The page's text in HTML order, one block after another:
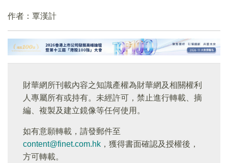
作者：覃漢計
財華網所刊載內容之知識產權為財華網及相關權利
人專屬所有或持有。未經許可，禁止進行轉載、摘
編、複製及建立鏡像等任何使用。
如有意願轉載，請發郵件至
content@finet.com.hk ，獲得書面確認及授權後，
方可轉載。